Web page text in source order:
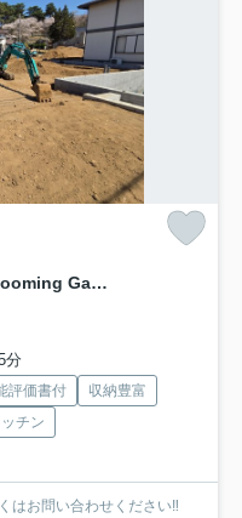
新築 伊勢崎市豊城町 1号棟 Blooming Garden
分
評価書付
収納豊富
チン
はお問い合わせください‼